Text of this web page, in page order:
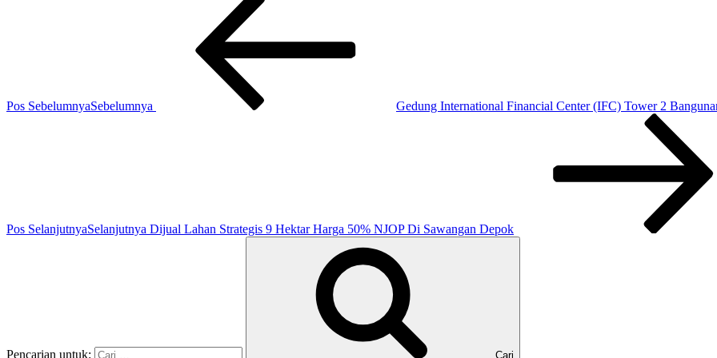
Pos SebelumnyaSebelumnya Gedung International Financial Center (IFC) Tower 2
Pos SelanjutnyaSelanjutnya Dijual Lahan Strategis 9 Hektar Harga 50% NJOP Di Sawangan Depok
Pencarian untuk: Cari